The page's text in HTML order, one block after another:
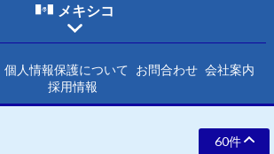
60件
メキシコ
個人情報保護について お問合わせ 会社案内
採用情報
HIS International Tours Inc. All Rights Reserved.